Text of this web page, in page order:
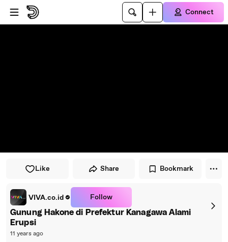
Skip to player
Skip to main content
Connect
Like Share Bookmark
VIVA.co.id Follow
Gunung Hakone di Prefektur Kanagawa Alami
Erupsi
11 years ago